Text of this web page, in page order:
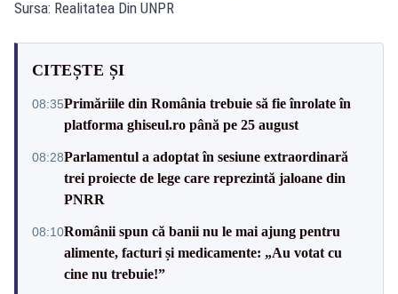
Sursa: Realitatea Din UNPR
CITEȘTE ȘI
08:35Primăriile din România trebuie să fie înrolate în
platforma ghiseul.ro până pe 25 august
08:28Parlamentul a adoptat în sesiune extraordinară
trei proiecte de lege care reprezintă jaloane din
PNRR
08:10Românii spun că banii nu le mai ajung pentru
alimente, facturi și medicamente: „Au votat cu
cine nu trebuie!”